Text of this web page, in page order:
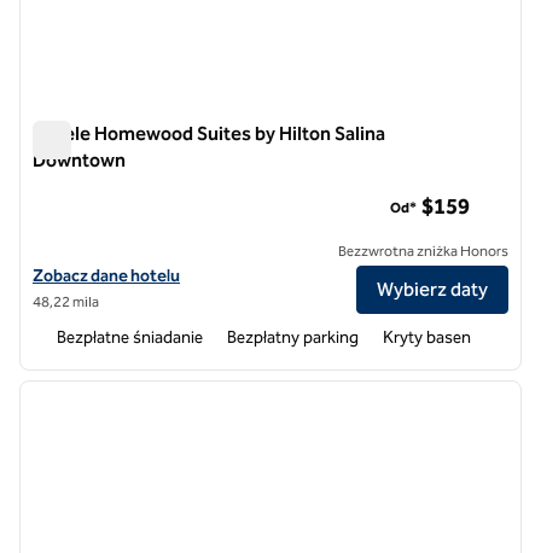
Hotele Homewood Suites by Hilton Salina
Downtown
Zobacz szczegóły hotelu Homewood Suites by Hilton Salina
Zobacz dane hotelu
48,22 mila
Od* $159
Bezzwrotna zniżka Honors
Wybierz daty
Bezpłatne śniadanie Bezpłatny parking Kryty basen
1 z 12